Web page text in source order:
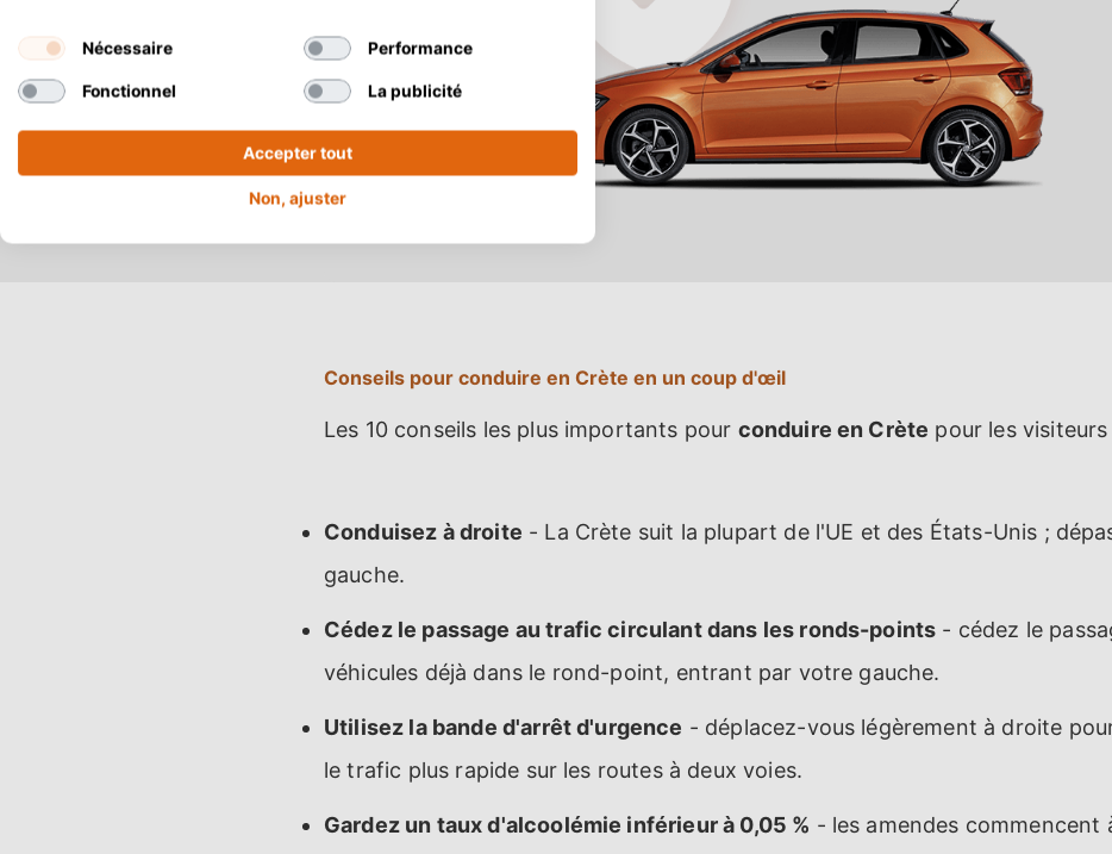
Conseils pour conduire en Crète en un coup d'œil
Les 10 conseils les plus importants pour conduire en Crète pour les
Conduisez à droite - La Crète suit la plupart de l'UE et des États-Unis ;
gauche.
Cédez le passage au trafic circulant dans les ronds-points - cédez le
véhicules déjà dans le rond-point, entrant par votre gauche.
Utilisez la bande d'arrêt d'urgence - déplacez-vous légèrement à droite
le trafic plus rapide sur les routes à deux voies.
Gardez un taux d'alcoolémie inférieur à 0,05 % - les amendes commencent
Nécessaire Performance
Fonctionnel La publicité
Accepter tout
Non, ajuster